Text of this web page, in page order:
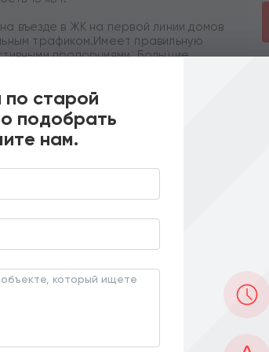
въезде в ЖК на первой линии домов
трафиком.Имеет правильную
пропорциями. Большие
В составе соседних корпусов
локации. В радиусе 700 м. от
Без комиссии.
ПО ЦЕНЕ
старой
подобрать
нам.